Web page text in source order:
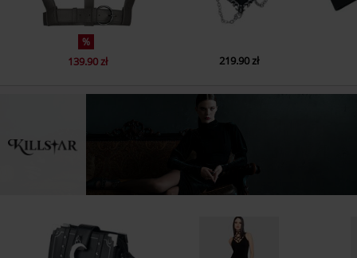
%
139.90 zł 219.90 zł